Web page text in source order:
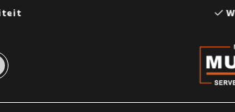
een 9.4 uit 1256 beoordelingen